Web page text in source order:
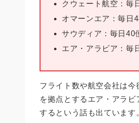
クウェート航空：毎
オマーンエア：毎日
サウディア：毎日40
エア・アラビア：
フライト数や航空会社は
を拠点とするエア・アラ
するという話も出ています